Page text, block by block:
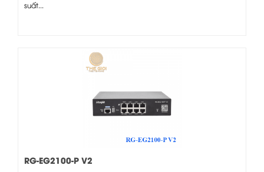
suất...
RG-EG2100-P V2